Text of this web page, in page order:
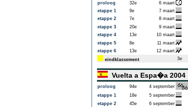
proloog 32e 6 maart
etappe 1
9e 7 maart
etappe 2
7e 8 maart
etappe 3
20e 9 maart
etappe 4
13e 10 maart
etappe 5
8e 11 maart
etappe 6
13e 12 maart
eindklassement
3e
Vuelta a Espa�a 2004
proloog 94e 4 september
etappe 1
18e 5 september
etappe 2
45e 6 september